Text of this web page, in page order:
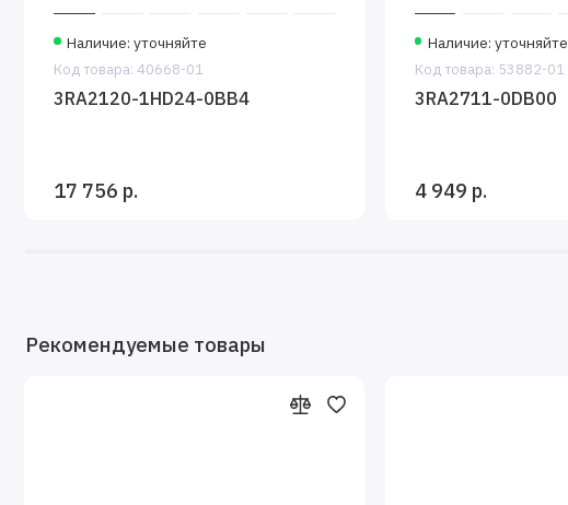
Наличие: уточняйте
Код товара: 40668-01
3RA2120-1HD24-0BB4
17 756 р.
Наличие: уточняйте
Код товара: 53882-01
3RA2711-0DB00
4 949 р.
Рекомендуемые товары